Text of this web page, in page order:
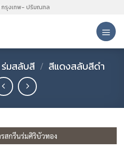
กรุงเทพ- ปริมณฑล
ร่มสลับสี / สีแดงสลับสีดำ